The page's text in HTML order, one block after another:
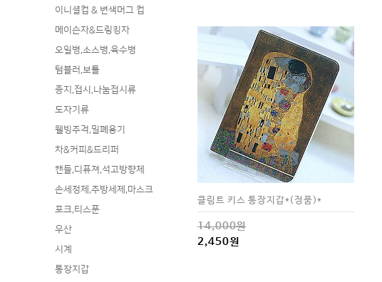
이니셜컵 & 변색머그 컵
메이슨자&드링킹자
오일병,소스병,육수병
텀블러,보틀
종지,접시,나눔접시류
도자기류
웰빙주걱,밀폐용기
차&커피&드리퍼
캔들,디퓨져,석고방향제
손세정제,주방세제,마스크
포크,티스푼
우산
시계
통장지갑
클림트 키스 통장지갑*(정품)*
14,000원
2,450원